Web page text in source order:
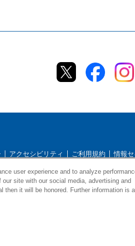
アクセシビリティ ご利用規約 情報
リシー 返品＆返金ポリシー 修理規約
user experience and to analyze
site with our social media, advertising and
then it will be honored. Further information is